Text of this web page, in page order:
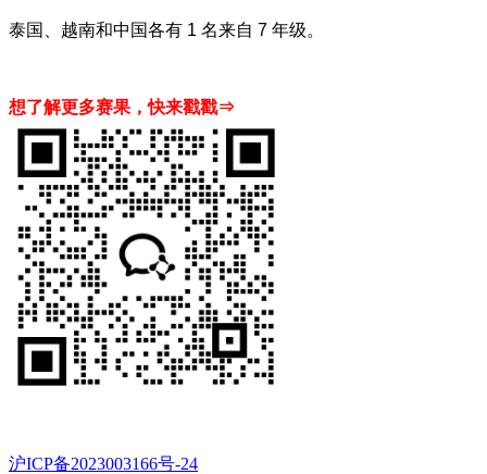
泰国、越南和中国各有 1 名来自 7 年级。
想了解更多赛果，快来戳戳⇒
沪ICP备2023003166号-24